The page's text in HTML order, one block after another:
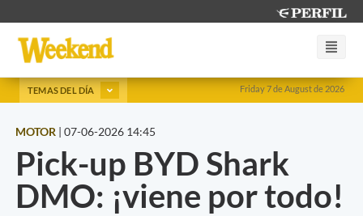
Friday 7 de August de 2026
TEMAS DEL DÍA
MOTOR | 07-06-2026 14:45
Pick-up BYD Shark
DMO: ¡viene por todo!